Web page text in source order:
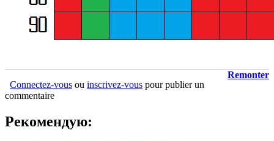
Remonter
Connectez-vous ou inscrivez-vous pour publier un
commentaire
Рекомендую: